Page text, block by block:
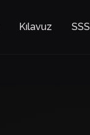
Kılavuz SSS